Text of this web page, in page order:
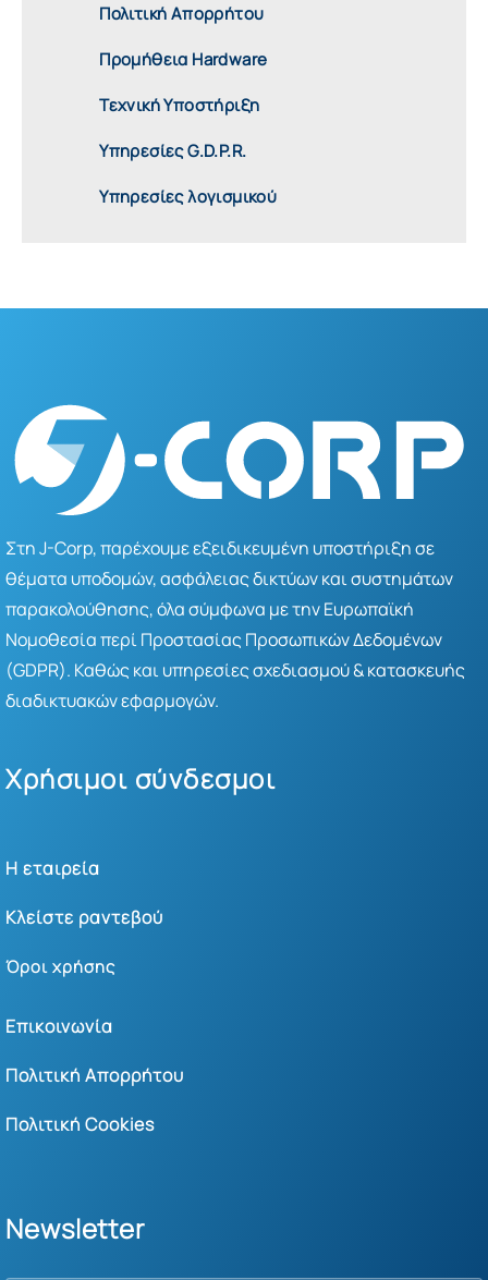
Πολιτική Απορρήτου
Προμήθεια Hardware
Τεχνική Υποστήριξη
Υπηρεσίες G.D.P.R.
Υπηρεσίες λογισμικού
Στη J-Corp, παρέχουμε εξειδικευμένη υποστήριξη σε
θέματα υποδομών, ασφάλειας δικτύων και συστημάτων
παρακολούθησης, όλα σύμφωνα με την Ευρωπαϊκή
Νομοθεσία περί Προστασίας Προσωπικών Δεδομένων
(GDPR). Καθώς και υπηρεσίες σχεδιασμού & κατασκευής
διαδικτυακών εφαρμογών.
Χρήσιμοι σύνδεσμοι
Η εταιρεία
Κλείστε ραντεβού
Όροι χρήσης
Επικοινωνία
Πολιτική Απορρήτου
Πολιτική Cookies
Newsletter